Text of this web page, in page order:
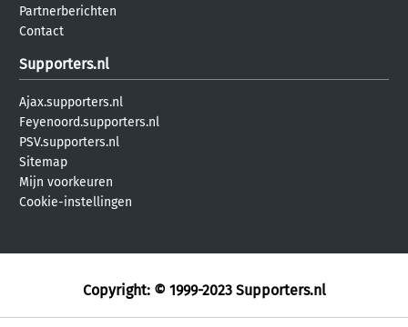
Partnerberichten
Contact
Supporters.nl
Ajax.supporters.nl
Feyenoord.supporters.nl
PSV.supporters.nl
Sitemap
Mijn voorkeuren
Cookie-instellingen
Copyright: © 1999-2023 Supporters.nl